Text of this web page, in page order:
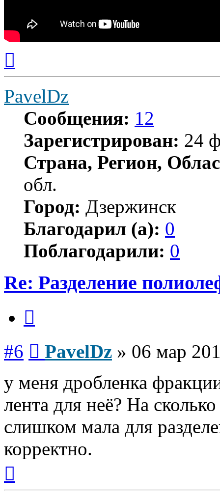
началу
PavelDz
Сообщения: 12
Зарегистрирован: 24
Страна, Регион,
обл.
Город: Дзержинск
Благодарил (а): 0
Поблагодарили: 0
Re: Разделение
#6 PavelDz » 06 мар
у меня дробленка
лента для неё? На
слишком мала для
корректно.
началу